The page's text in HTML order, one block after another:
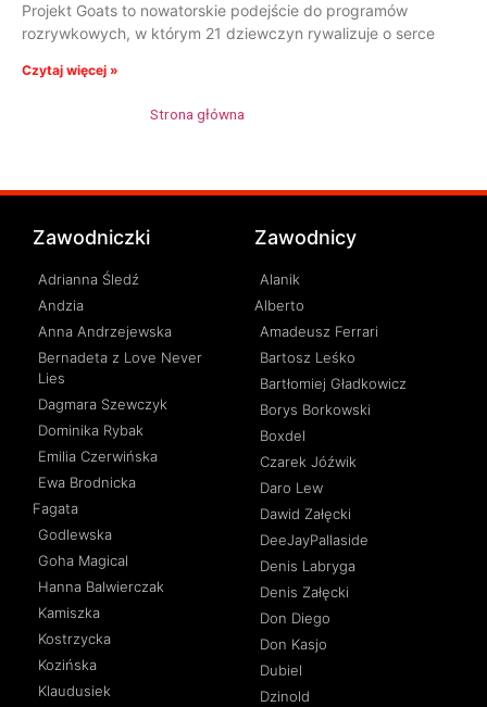
Projekt Goats to nowatorskie podejście do programów
rozrywkowych, w którym 21 dziewczyn rywalizuje o serce
Czytaj więcej »
Strona główna
Zawodniczki
Adrianna Śledź
Andzia
Anna Andrzejewska
Bernadeta z Love Never
Lies
Dagmara Szewczyk
Dominika Rybak
Emilia Czerwińska
Ewa Brodnicka
Fagata
Godlewska
Goha Magical
Hanna Balwierczak
Kamiszka
Kostrzycka
Kozińska
Klaudusiek
Zawodnicy
Alanik
Alberto
Amadeusz Ferrari
Bartosz Leśko
Bartłomiej Gładkowicz
Borys Borkowski
Boxdel
Czarek Jóźwik
Daro Lew
Dawid Załęcki
DeeJayPallaside
Denis Labryga
Denis Załęcki
Don Diego
Don Kasjo
Dubiel
Dzinold